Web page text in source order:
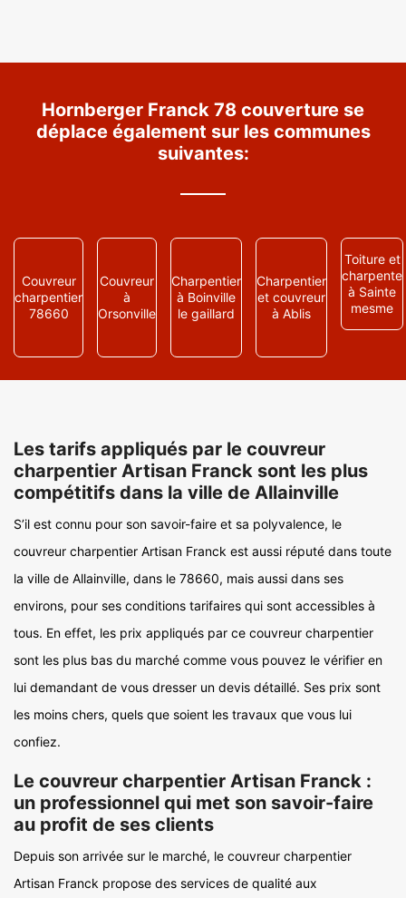
Hornberger Franck 78 couverture se
déplace également sur les communes
suivantes:
Couvreur
charpentier
78660
Couvreur
à
Orsonville
Charpentier
à Boinville
le gaillard
Charpentier
et couvreur
à Ablis
Toiture et
charpente
à Sainte
mesme
Les tarifs appliqués par le couvreur
charpentier Artisan Franck sont les plus
compétitifs dans la ville de Allainville
S’il est connu pour son savoir-faire et sa polyvalence, le
couvreur charpentier Artisan Franck est aussi réputé dans toute
la ville de Allainville, dans le 78660, mais aussi dans ses
environs, pour ses conditions tarifaires qui sont accessibles à
tous. En effet, les prix appliqués par ce couvreur charpentier
sont les plus bas du marché comme vous pouvez le vérifier en
lui demandant de vous dresser un devis détaillé. Ses prix sont
les moins chers, quels que soient les travaux que vous lui
confiez.
Le couvreur charpentier Artisan Franck :
un professionnel qui met son savoir-faire
au profit de ses clients
Depuis son arrivée sur le marché, le couvreur charpentier
Artisan Franck propose des services de qualité aux